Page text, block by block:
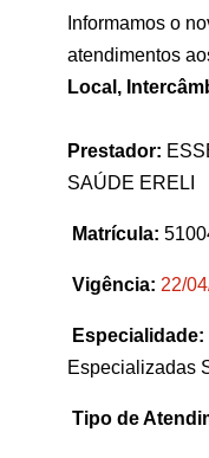
Informamos o
atendimentos
Local,
Prestador:
SAÚDE ERELI
Matrícula:
Vigência: 22/
Especialidade:
Especializadas
Tipo de